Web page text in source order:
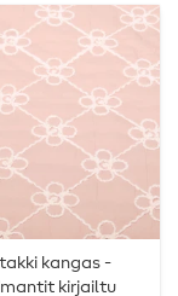
kangas -
kirjailtu